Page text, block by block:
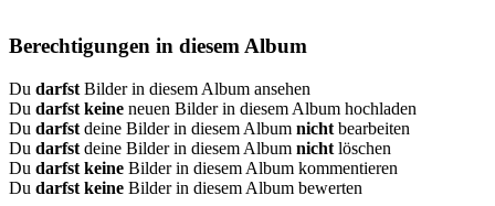
Berechtigungen in diesem Album
Du darfst Bilder in diesem Album ansehen
Du darfst keine neuen Bilder in diesem Album hochladen
Du darfst deine Bilder in diesem Album nicht bearbeiten
Du darfst deine Bilder in diesem Album nicht löschen
Du darfst keine Bilder in diesem Album kommentieren
Du darfst keine Bilder in diesem Album bewerten